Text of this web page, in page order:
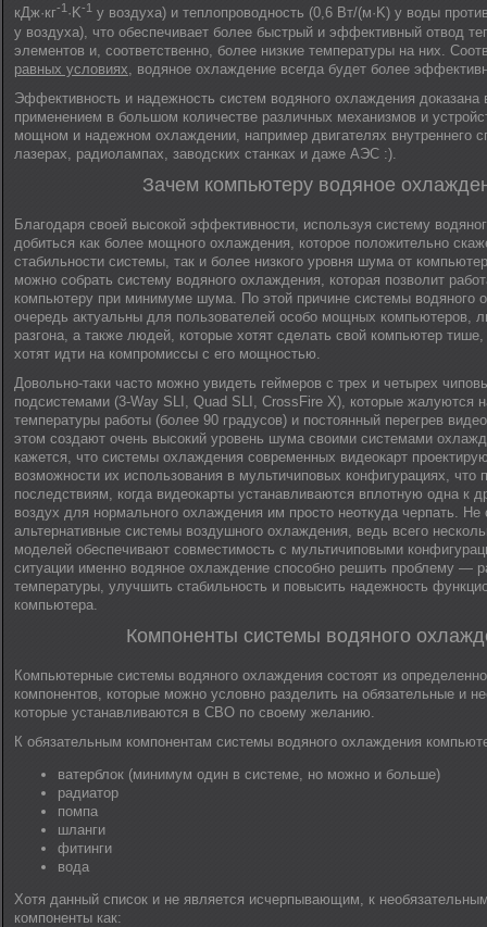
кДж·кг-1 ·K-1 у воздуха) и теплопроводность (0,6 Вт/(м·K) у воды
у воздуха), что обеспечивает более быстрый и эффективный отвод
элементов и, соответственно, более низкие температуры на них.
равных условиях , водяное охлаждение всегда будет более
Эффективность и надежность систем водяного охлаждения доказана
применением в большом количестве различных механизмов и
мощном и надежном охлаждении, например двигателях внутреннего
лазерах, радиолампах, заводских станках и даже АЭС :).
Зачем компьютеру водяное
Благодаря своей высокой эффективности, используя систему
добиться как более мощного охлаждения, которое положительно
стабильности системы, так и более низкого уровня шума от
можно собрать систему водяного охлаждения, которая позволит
компьютеру при минимуме шума. По этой причине системы водяного
очередь актуальны для пользователей особо мощных компьютеров,
разгона, а также людей, которые хотят сделать свой компьютер
хотят идти на компромиссы с его мощностью.
Довольно-таки часто можно увидеть геймеров с трех и четырех
подсистемами (3-Way SLI, Quad SLI, CrossFire X), которые жалуются
температуры работы (более 90 градусов) и постоянный перегрев
этом создают очень высокий уровень шума своими системами
кажется, что системы охлаждения современных видеокарт
возможности их использования в мультичиповых конфигурациях, что
последствиям, когда видеокарты устанавливаются вплотную одна к
воздух для нормального охлаждения им просто неоткуда черпать. Не
альтернативные системы воздушного охлаждения, ведь всего
моделей обеспечивают совместимость с мультичиповыми
ситуации именно водяное охлаждение способно решить проблему —
температуры, улучшить стабильность и повысить надежность
компьютера.
Компоненты системы водяного
Компьютерные системы водяного охлаждения состоят из
компонентов, которые можно условно разделить на обязательные и
которые устанавливаются в СВО по своему желанию.
К обязательным компонентам системы водяного охлаждения
ватерблок (минимум один в системе, но можно и больше)
радиатор
помпа
шланги
фитинги
вода
Хотя данный список и не является исчерпывающим, к
компоненты как: